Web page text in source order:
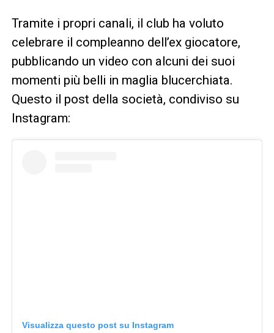
Tramite i propri canali, il club ha voluto
celebrare il compleanno dell’ex giocatore,
pubblicando un video con alcuni dei suoi
momenti più belli in maglia blucerchiata.
Questo il post della società, condiviso su
Instagram:
Visualizza questo post su Instagram